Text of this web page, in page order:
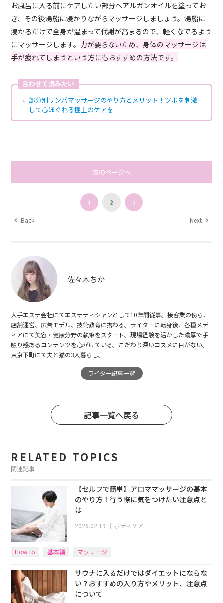
お風呂に入る前にケアしたい部分へアルガンオイルを塗ってお
き、その後湯船に浸かりながらマッサージしましょう。湯船に
浸かるだけで全身が温まって代謝が高まるので、軽くなでるよう
にマッサージします。 力が要らないため、身体のマッサージは
手が疲れてしまうという方にもおすすめの方法です。
合わせて読みたい
部分別リンパマッサージのやり方とメリット！ツボを刺激
して心ほぐれる極上のケアを
次のページへ
Back
1 2 3
Next
佐々木ちか
大手エステ会社にてエステティシャンとして10年間従事。接客業の傍ら、
店舗運営、広告モデル、技術教育に携わる。ライターに転身後、各種メデ
ィアにて美容・健康分野の執筆をスタート。現場経験を活かした濃厚で手
触り感あるコンテンツを心がけている。こだわり深いコスメに目がない。
東京下町にて夫と猫の3人暮らし。
ライター記事一覧
記事一覧へ戻る
RELATED TOPICS
関連記事
【セルフで簡単】アロママッサージの基本
のやり方！行う際に気をつけたい注意点と
は
2026.02.19 ｜ボディケア
How to 基本編 マッサージ
サウナに入るだけではダイエットにならな
い？おすすめの入り方やメリット、注意点
について